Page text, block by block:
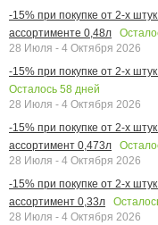
-15% при покупке от 2-х
ассортименте 0,48л
28 Июля - 4 Октября 2026
-15% при покупке от 2-х
Осталось 58 дней
28 Июля - 4 Октября 2026
-15% при покупке от 2-х
ассортимент 0,473л
28 Июля - 4 Октября 2026
-15% при покупке от 2-х
ассортимент 0,33л
28 Июля - 4 Октября 2026